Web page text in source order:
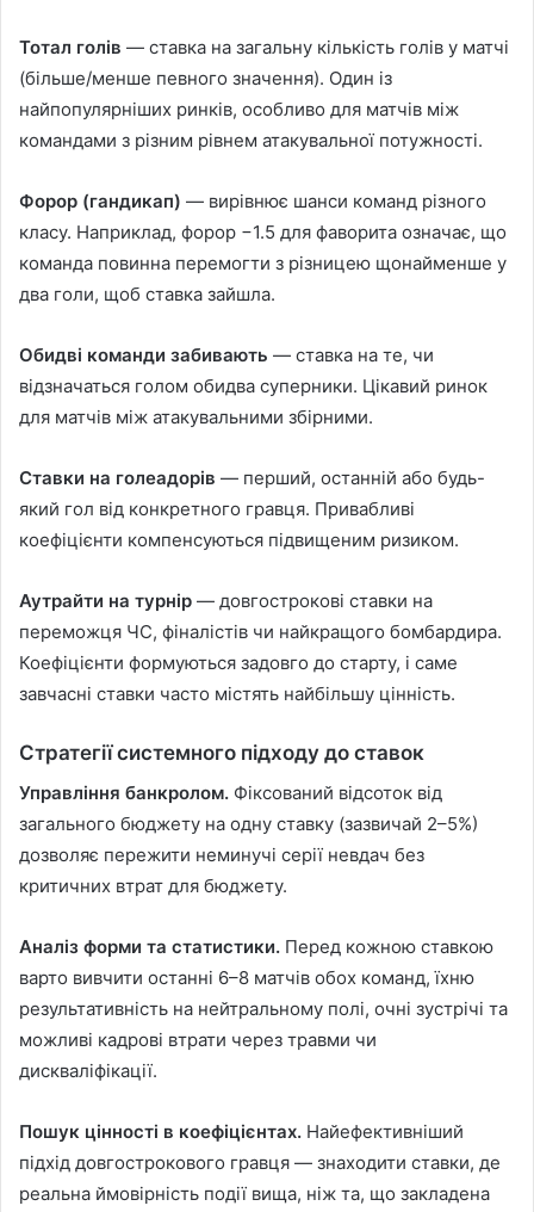
Тотал голів — ставка на загальну кількість голів у матчі
(більше/менше певного значення). Один із
найпопулярніших ринків, особливо для матчів між
командами з різним рівнем атакувальної потужності.
Форор (гандикап) — вирівнює шанси команд різного
класу. Наприклад, форор −1.5 для фаворита означає, що
команда повинна перемогти з різницею щонайменше у
два голи, щоб ставка зайшла.
Обидві команди забивають — ставка на те, чи
відзначаться голом обидва суперники. Цікавий ринок
для матчів між атакувальними збірними.
Ставки на голеадорів — перший, останній або будь-
який гол від конкретного гравця. Привабливі
коефіцієнти компенсуються підвищеним ризиком.
Аутрайти на турнір — довгострокові ставки на
переможця ЧС, фіналістів чи найкращого бомбардира.
Коефіцієнти формуються задовго до старту, і саме
завчасні ставки часто містять найбільшу цінність.
Стратегії системного підходу до ставок
Управління банкролом. Фіксований відсоток від
загального бюджету на одну ставку (зазвичай 2–5%)
дозволяє пережити неминучі серії невдач без
критичних втрат для бюджету.
Аналіз форми та статистики. Перед кожною ставкою
варто вивчити останні 6–8 матчів обох команд, їхню
результативність на нейтральному полі, очні зустрічі та
можливі кадрові втрати через травми чи
дискваліфікації.
Пошук цінності в коефіцієнтах. Найефективніший
підхід довгострокового гравця — знаходити ставки, де
реальна ймовірність події вища, ніж та, що закладена